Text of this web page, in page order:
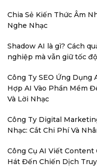
Chia Sẻ Kiến Thức Âm
Nghe Nhạc
Shadow AI là gì? Cách
nghiệp mà vẫn giữ tốc
Công Ty SEO Ứng Dụng
Hợp AI Vào Phần Mềm
Và Lời Nhạc
Công Ty Digital
Nhạc: Cắt Chi Phí Và
Công Cụ AI Viết Content
Hát Đến Chiến Dịch